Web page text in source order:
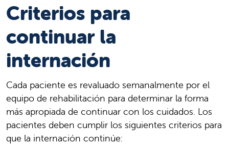
Criterios para
continuar la
internación
Cada paciente es revaluado semanalmente por el
equipo de rehabilitación para determinar la forma
más apropiada de continuar con los cuidados. Los
pacientes deben cumplir los siguientes criterios para
que la internación continúe: